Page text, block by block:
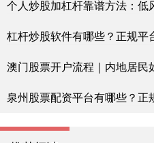
个人炒股加杠杆靠谱方法：低
杠杆炒股软件有哪些？正规平
澳门股票开户流程｜内地居民
泉州股票配资平台有哪些？正